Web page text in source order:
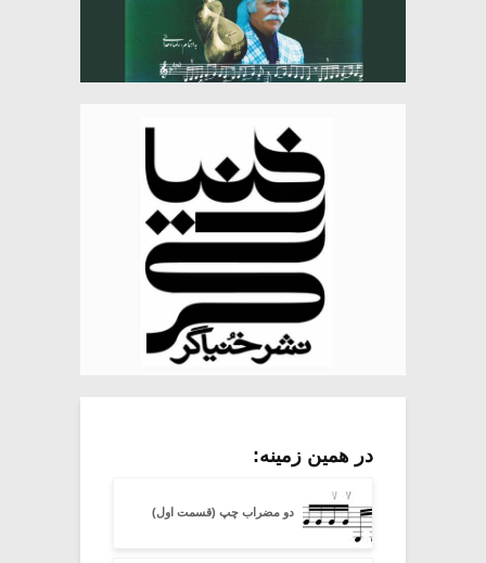
در همین زمینه:
دو مضراب چپ (قسمت اول)